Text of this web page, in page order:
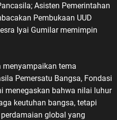
Asisten Pemerintahan
Pembukaan UUD
Iyai Gumilar memimpin
tema
Pemersatu Bangsa, Fondasi
menegaskan bahwa nilai luhur
keutuhan bangsa, tetapi
global yang